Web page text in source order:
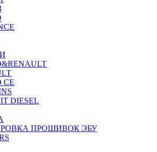
CE
DIESEL
ПРОШИВОК ЭБУ